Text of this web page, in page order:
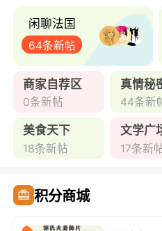
闲聊法国
64条新帖
商家自荐区
0条新帖
真情秘
44条新
美食天下
18条新帖
文学广
17条新
积分商城